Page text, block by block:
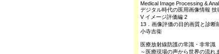
Medical Image Processing &
デジタル時代の医用画像情報 技
V イメージ評価編 2
13．画像評価の目的画質と診断
小寺吉衞
医療放射線防護の常識・非常識
～医療現場の声から世界の流れ